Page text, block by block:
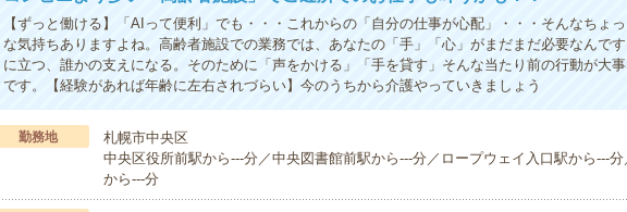
【ずっと働ける】「AIって便利」でも・・・これからの「自分の仕事が心配」・・・そんなちょ
な気持ちありますよね。高齢者施設での業務では、あなたの「手」「心」がまだまだ必要なんで
に立つ、誰かの支えになる。そのために「声をかける」「手を貸す」そんな当たり前の行動が大
です。【経験があれば年齢に左右されづらい】今のうちから介護やっていきましょう
勤務地
札幌市中央区
中央区役所前駅から---分／中央図書館前駅から---分／ロープウェイ入口駅から---
から---分